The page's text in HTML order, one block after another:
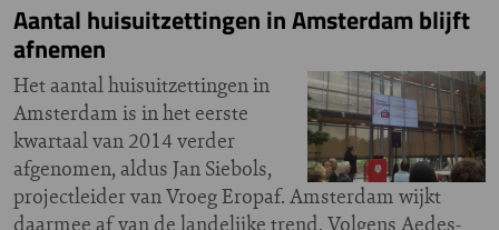
Aantal huisuitzettingen in Amsterdam blijft
afnemen
Het aantal huisuitzettingen in
Amsterdam is in het eerste
kwartaal van 2014 verder
afgenomen, aldus Jan Siebols,
projectleider van Vroeg Eropaf. Amsterdam wijkt
daarmee af van de landelijke trend. Volgens Aedes-